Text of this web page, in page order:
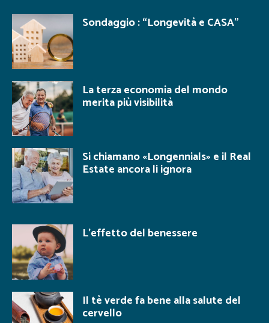
Sondaggio : “Longevità e CASA”
La terza economia del mondo
merita più visibilità
Si chiamano «Longennials» e il Real
Estate ancora li ignora
L’effetto del benessere
Il tè verde fa bene alla salute del
cervello